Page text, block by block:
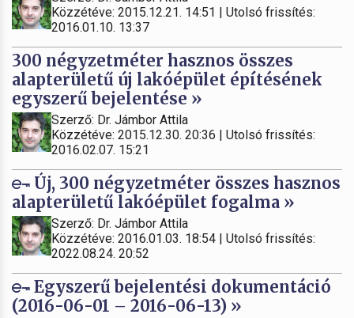
Közzétéve: 2015.12.21. 14:51 | Utolsó frissítés:
2016.01.10. 13:37
300 négyzetméter hasznos összes
alapterületű új lakóépület építésének
egyszerű bejelentése »
Szerző: Dr. Jámbor Attila
Közzétéve: 2015.12.30. 20:36 | Utolsó frissítés:
2016.02.07. 15:21
Új, 300 négyzetméter összes hasznos
alapterületű lakóépület fogalma »
Szerző: Dr. Jámbor Attila
Közzétéve: 2016.01.03. 18:54 | Utolsó frissítés:
2022.08.24. 20:52
Egyszerű bejelentési dokumentáció
(2016-06-01 – 2016-06-13) »